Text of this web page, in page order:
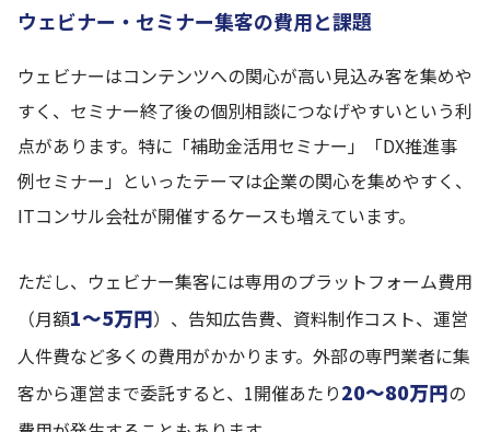
ウェビナー・セミナー集客の費用と課題
ウェビナーはコンテンツへの関心が高い見込み客を集めや
すく、セミナー終了後の個別相談につなげやすいという利
点があります。特に「補助金活用セミナー」「DX推進事
例セミナー」といったテーマは企業の関心を集めやすく、
ITコンサル会社が開催するケースも増えています。
ただし、ウェビナー集客には専用のプラットフォーム費用
（月額1〜5万円）、告知広告費、資料制作コスト、運営
人件費など多くの費用がかかります。外部の専門業者に集
客から運営まで委託すると、1開催あたり20〜80万円の